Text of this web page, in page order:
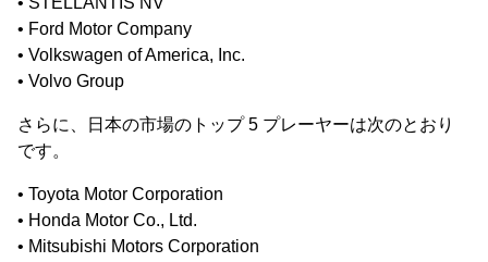
• Ford Motor Company
• Volkswagen of America, Inc.
• Volvo Group
さらに、日本の市場のトップ 5 プレーヤーは次のとおり
です。
• Toyota Motor Corporation
• Honda Motor Co., Ltd.
• Mitsubishi Motors Corporation